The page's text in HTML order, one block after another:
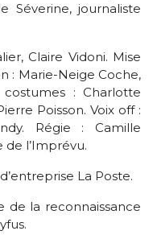
Séverine, journaliste
Claire Vidoni. Mise
: Marie-Neige Coche,
: Charlotte
Poisson. Voix off :
Régie : Camille
de l’Imprévu.
La Poste.
de la reconnaissance